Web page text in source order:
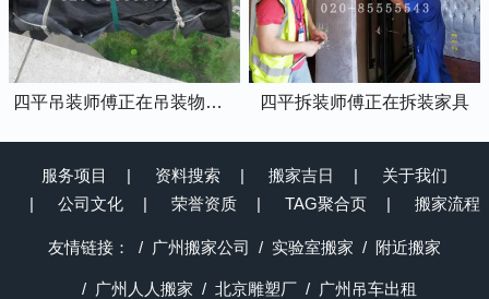
四平吊装师傅正在吊装物品上楼 四平拆装师傅正在拆装家具
服务项目 资料搜索 搬家吉日
关于我们
公司文化
荣誉资质 TAG聚合页 搬家流程
友情链接： 广州搬家公司 实验室搬家 附近搬家
广州人人搬家 北京雕塑厂 广州吊车出租